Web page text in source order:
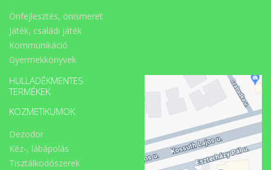
Önfejlesztés, önismeret
Játék, családi játék
Kommunikáció
Gyermekkönyvek
HULLADÉKMENTES
TERMÉKEK
KOZMETIKUMOK
Dezodor
Kéz-, lábápolás
Tisztálkodószerek